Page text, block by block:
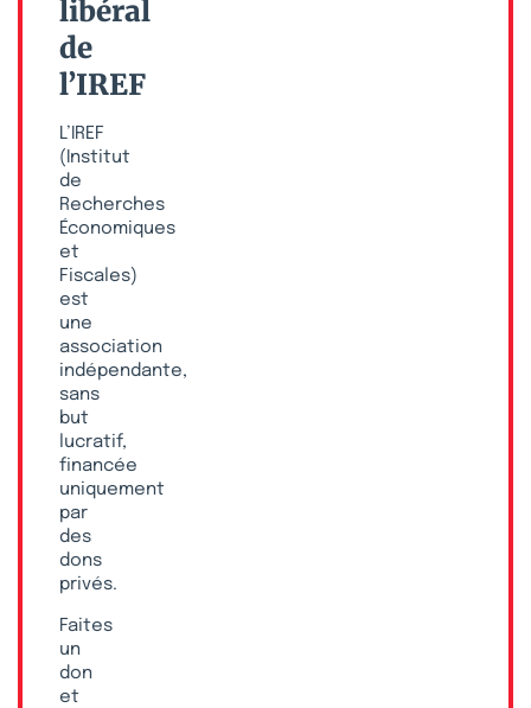
libéral
de
l’IREF
L’IREF
(Institut
de
Recherches
Économiques
et
Fiscales)
est
une
association
indépendante,
sans
but
lucratif,
financée
uniquement
par
des
dons
privés.
Faites
un
don
et